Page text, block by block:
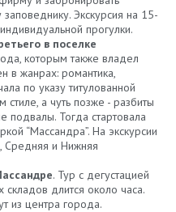
Экскурсия на 15-
прогулки.
в поселке
которым также владел
в жанрах: романтика,
по указу титулованной
стиле, а чуть позже - разбиты
подвалы. Тогда стартовала
“Массандра”. На экскурсии
Средняя и Нижняя
. Тур с дегустацией
длится около часа.
из центра города.